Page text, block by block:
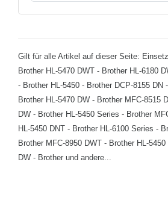
Gilt für alle Artikel auf dieser Seite:
Brother HL-5470 DWT - Brother HL-6180
- Brother HL-5450 - Brother DCP-8155 DN
Brother HL-5470 DW - Brother MFC-8515
DW - Brother HL-5450 Series - Brother
HL-5450 DNT - Brother HL-6100 Series -
Brother MFC-8950 DWT - Brother HL-
DW - Brother und andere...